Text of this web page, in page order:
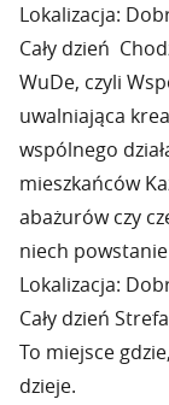
Lokalizacja:
Cały dzień
WuDe, czyli
uwalniająca
wspólnego
mieszkańców
abażurów czy
niech
Lokalizacja:
Cały dzień
To miejsce
dzieje.